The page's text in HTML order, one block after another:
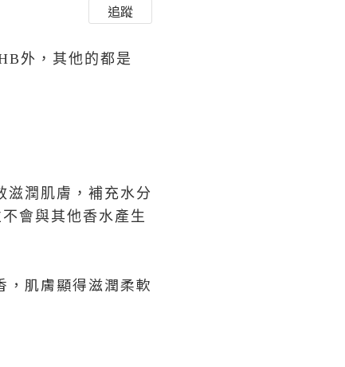
追蹤
外，其他的都是
滋潤肌膚，補充水分
會與其他香水產生
，肌膚顯得滋潤柔軟